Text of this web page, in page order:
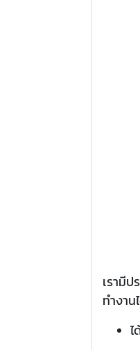
เรามี
ทำงา